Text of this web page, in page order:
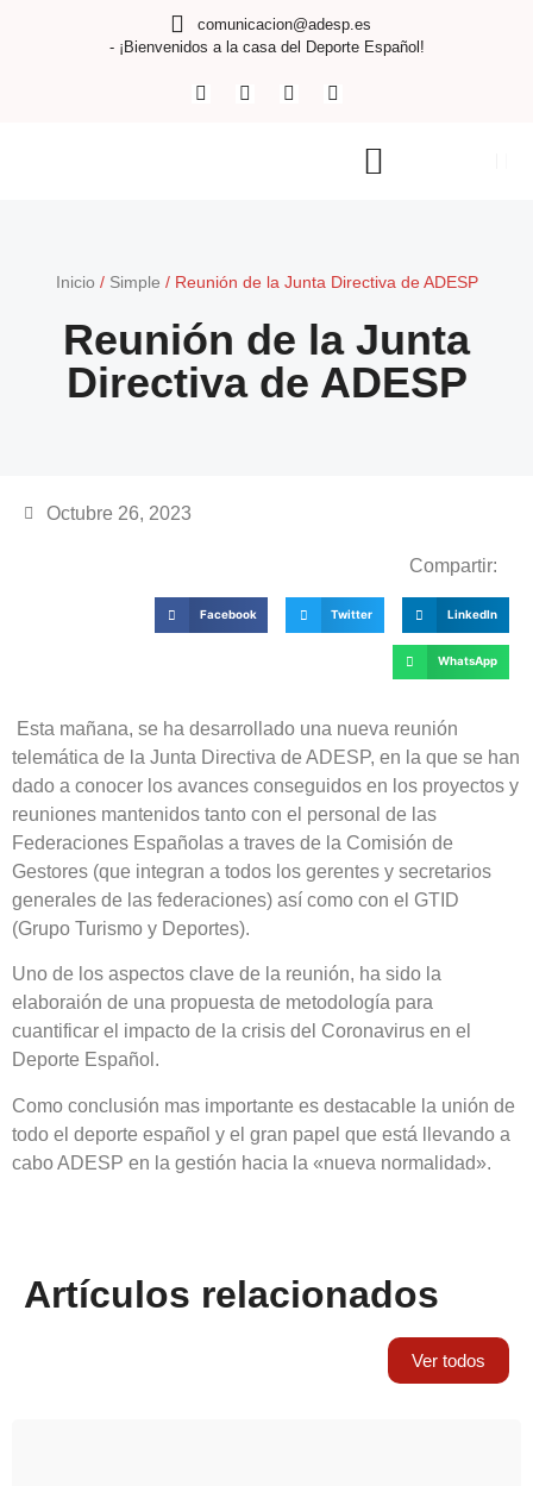
comunicacion@adesp.es
- ¡Bienvenidos a la casa del Deporte Español!
Inicio / Simple / Reunión de la Junta Directiva de ADESP
Reunión de la Junta
Directiva de ADESP
Octubre 26, 2023
Compartir:
Facebook Twitter LinkedIn
WhatsApp
Esta mañana, se ha desarrollado una nueva reunión
telemática de la Junta Directiva de ADESP, en la que se han
dado a conocer los avances conseguidos en los proyectos y
reuniones mantenidos tanto con el personal de las
Federaciones Españolas a traves de la Comisión de
Gestores (que integran a todos los gerentes y secretarios
generales de las federaciones) así como con el GTID
(Grupo Turismo y Deportes).
Uno de los aspectos clave de la reunión, ha sido la
elaboraión de una propuesta de metodología para
cuantificar el impacto de la crisis del Coronavirus en el
Deporte Español.
Como conclusión mas importante es destacable la unión de
todo el deporte español y el gran papel que está llevando a
cabo ADESP en la gestión hacia la «nueva normalidad».
Artículos relacionados
Ver todos